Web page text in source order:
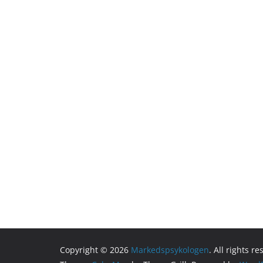
Copyright © 2026 Markedspsykologen. All rights